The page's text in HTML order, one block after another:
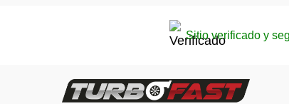
Sitio verificado y